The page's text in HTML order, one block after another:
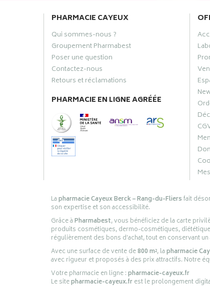
PHARMACIE CAYEUX
Qui sommes-nous ?
Groupement Pharmabest
Poser une question
Contactez-nous
Retours et réclamations
PHARMACIE EN LIGNE AGRÉÉE
Lapharmacie Cayeux Berck – Rang-du-Fliersfait
son expertise et son accessibilité.
Grâce àPharmabest, vous bénéficiez de la carte
produits cosmétiques, dermo-cosmétiques,
régulièrement des bons d’achat, tout en conservant
Avec une surface de vente de800 m², lapharmacie
avec rigueur et proposés à des prix attractifs. Notre
Votre pharmacie en ligne :pharmacie-cayeux.fr
Le sitepharmacie-cayeux.frest le prolongement